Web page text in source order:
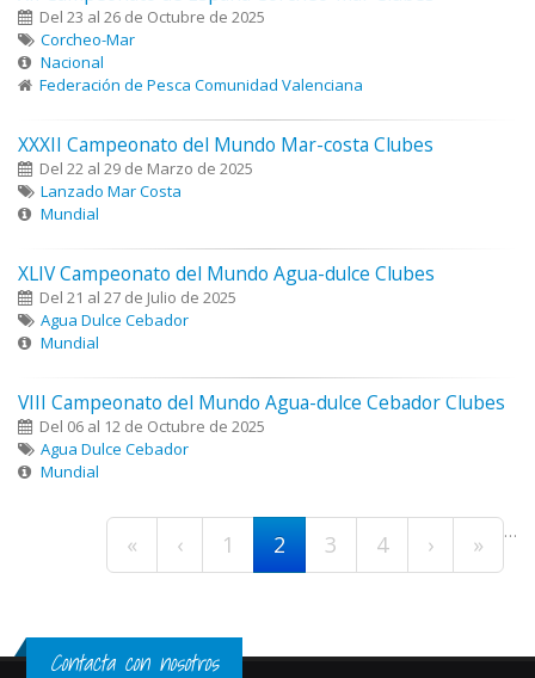
Del 23 al 26 de Octubre de 2025
Corcheo-Mar
Nacional
Federación de Pesca Comunidad Valenciana
XXXII Campeonato del Mundo Mar-costa Clubes
Del 22 al 29 de Marzo de 2025
Lanzado Mar Costa
Mundial
XLIV Campeonato del Mundo Agua-dulce Clubes
Del 21 al 27 de Julio de 2025
Agua Dulce Cebador
Mundial
VIII Campeonato del Mundo Agua-dulce Cebador Clubes
Del 06 al 12 de Octubre de 2025
Agua Dulce Cebador
Mundial
Páginas
« ‹ 1 2 3 4 …
› »
Contacta con nosotros